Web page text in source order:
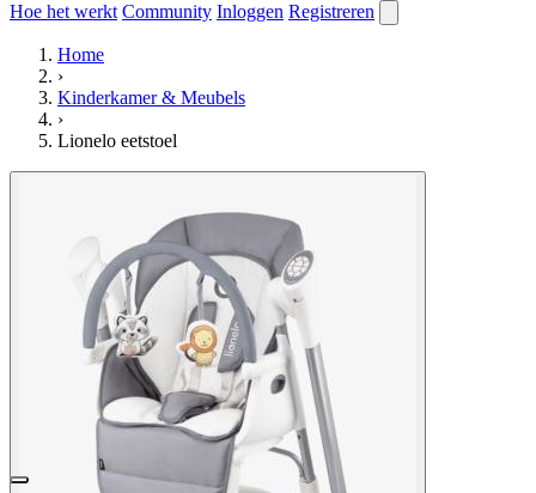
Hoe het werkt Community Inloggen Registreren
Home
›
Kinderkamer & Meubels
›
Lionelo eetstoel